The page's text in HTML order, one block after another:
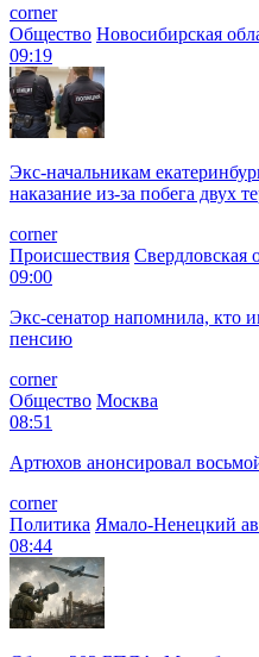
corner
Общество Новосибирская
09:19
Экс-начальникам
наказание из-за побега двух
corner
Происшествия Свердловская
09:00
Экс-сенатор напомнила, кто
пенсию
corner
Общество Москва
08:51
Артюхов анонсировал
corner
Политика Ямало-Ненецкий
08:44